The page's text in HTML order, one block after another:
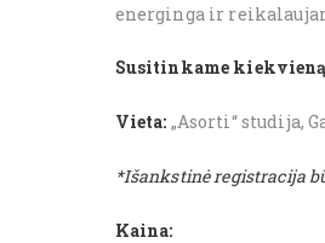
energinga ir
Susitinkame
Vieta: „Asorti“ studija,
*Išankstinė registracija
Kaina: